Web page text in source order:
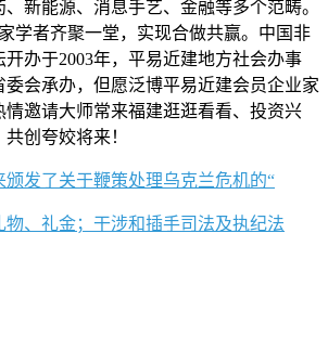
新能源、消息手艺、金融等多个范畴。
学者齐聚一堂，实现合做共赢。中国非
办于2003年，平易近建地方社会办事
会承办，但愿泛博平易近建会员企业家
情邀请大师常来福建逛逛看看、投资兴
创夸姣将来！
颁发了关于鞭策处理乌克兰危机的“
物、礼金；干涉和插手司法及执纪法